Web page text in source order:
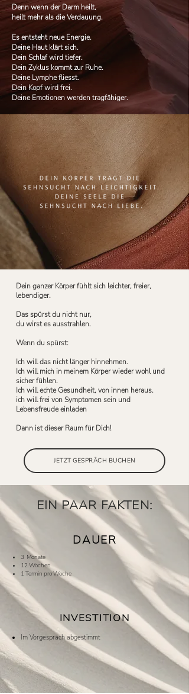
Denn wenn der Darm heilt,
heilt mehr als die Verdauung.
Es entsteht neue Energie.
Deine Haut klärt sich.
Dein Schlaf wird tiefer.
Dein Zyklus kommt zur Ruhe.
Deine Lymphe fliesst.
Dein Kopf wird frei.
Deine Emotionen werden tragfähiger.
Dein ganzer Körper fühlt sich leichter, freier,
lebendiger.
Das spürst du nicht nur,
du wirst es ausstrahlen.
Wenn du spürst:
Ich will das nicht länger hinnehmen.
Ich will mich in meinem Körper wieder wohl und
sicher fühlen.
Ich will echte Gesundheit, von innen heraus.
ich will frei von Symptomen sein und
Lebensfreude einladen
Dann ist dieser Raum für Dich!
JETZT GESPRÄCH BUCHEN
EIN PAAR FAKTEN:
DAUER
3 Monate
12 Wochen
1 Termin pro Woche
INVESTITION
Im Vorgespräch abgestimmt